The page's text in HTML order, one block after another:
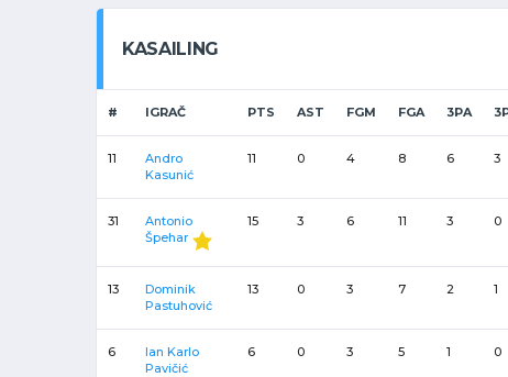
KASAILING
# IGRAČ PTS AST FGM FGA 3PA
11
Andro
Kasunić
11 0 4 8 6 3
31
Antonio
Špehar
15 3 6 11 3 0
13
Dominik
Pastuhović
13 0 3 7 2 1
6
Ian Karlo
Pavičić
6 0 3 5 1 0